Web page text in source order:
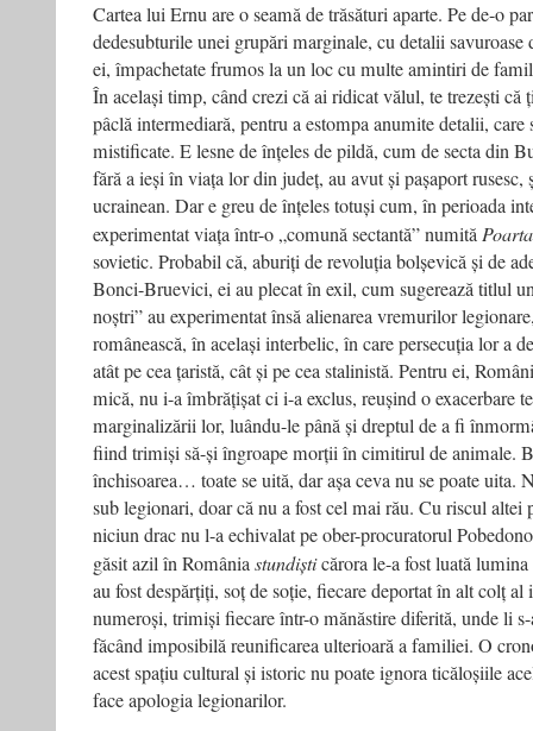
Cartea lui Ernu are o seamă de trăsături aparte. Pe de-o
dedesubturile unei grupări marginale, cu detalii savuroase
ei, împachetate frumos la un loc cu multe amintiri de
În același timp, când crezi că ai ridicat vălul, te trezești că
pâclă intermediară, pentru a estompa anumite detalii, care
mistificate. E lesne de înțeles de pildă, cum de secta din
fără a ieși în viața lor din județ, au avut și pașaport rusesc,
ucrainean. Dar e greu de înțeles totuși cum, în perioada
experimentat viața într-o „comună sectantă” numită
sovietic. Probabil că, aburiți de revoluția bolșevică și de
Bonci-Bruevici, ei au plecat în exil, cum sugerează titlul
noștri” au experimentat însă alienarea vremurilor
românească, în același interbelic, în care persecuția lor a
atât pe cea țaristă, cât și pe cea stalinistă. Pentru ei,
mică, nu i-a îmbrățișat ci i-a exclus, reușind o exacerbare
marginalizării lor, luându-le până și dreptul de a fi
fiind trimiși să-și îngroape morții în cimitirul de animale.
închisoarea… toate se uită, dar așa ceva nu se poate uita.
sub legionari, doar că nu a fost cel mai rău. Cu riscul altei
niciun drac nu l-a echivalat pe ober-procuratorul
găsit azil în Româniastundișticărora le-a fost luată
au fost despărțiți, soț de soție, fiecare deportat în alt colț
numeroși, trimiși fiecare într-o mănăstire diferită, unde li
făcând imposibilă reunificarea ulterioară a familiei. O
acest spațiu cultural și istoric nu poate ignora ticăloșiile
face apologia legionarilor.